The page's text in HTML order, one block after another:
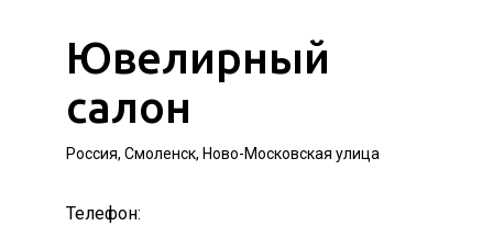
Ювелирный
салон
Россия, Смоленск, Ново-Московская улица
Телефон: